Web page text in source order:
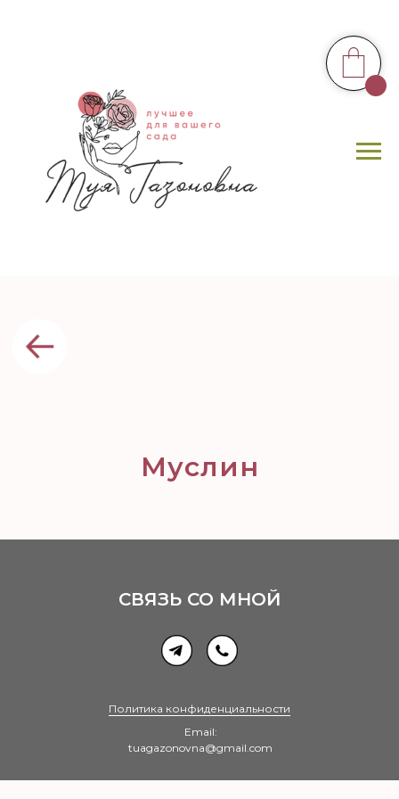
Муслин
СВЯЗЬ СО МНОЙ
Email:
tuagazonovna@gmail.com
Политика конфиденциальности